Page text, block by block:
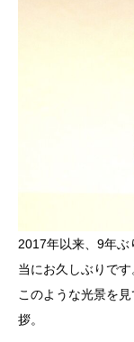
2017年以来、9年ぶ
当にお久しぶりで
このような光景を
拶。